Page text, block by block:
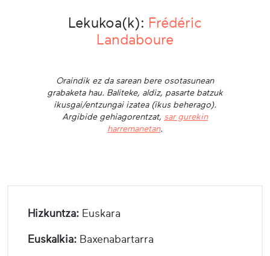
Lekukoa(k): Frédéric
Landaboure
Oraindik ez da sarean bere osotasunean
grabaketa hau. Baliteke, aldiz, pasarte batzuk
ikusgai/entzungai izatea (ikus beherago).
Argibide gehiagorentzat, sar gurekin
harremanetan.
Hizkuntza: Euskara
Euskalkia: Baxenabartarra